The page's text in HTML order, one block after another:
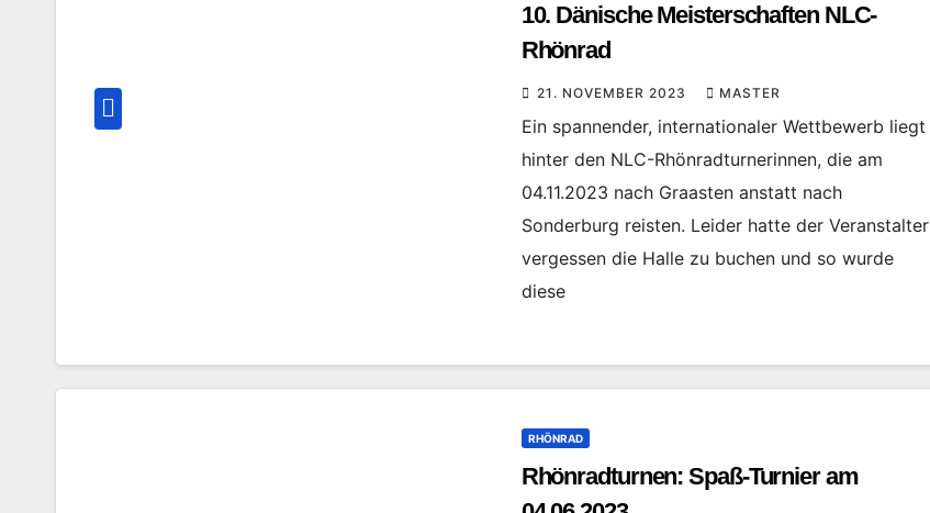
10. Dänische Meisterschaften NLC-
Rhönrad
21. NOVEMBER 2023 MASTER
Ein spannender, internationaler Wettbewerb liegt
hinter den NLC-Rhönradturnerinnen, die am
04.11.2023 nach Graasten anstatt nach
Sonderburg reisten. Leider hatte der Veranstalter
vergessen die Halle zu buchen und so wurde
diese
RHÖNRAD
Rhönradturnen: Spaß-Turnier am